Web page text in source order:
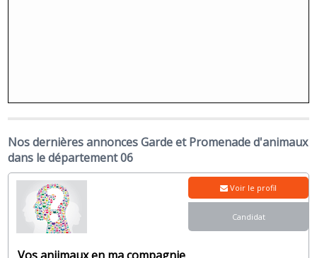
Nos dernières annonces Garde et Promenade d'animaux
dans le département 06
Voir le profil
Candidat